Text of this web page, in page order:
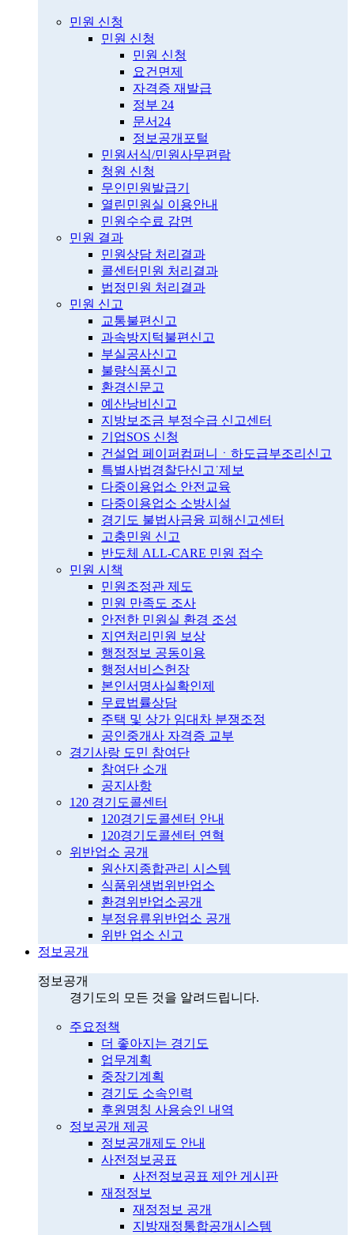
민원 신청
민원 신청
민원 신청
요건면제
자격증 재발급
정부 24
문서24
정보공개포털
민원서식/민원사무편람
청원 신청
무인민원발급기
열린민원실 이용안내
민원수수료 감면
민원 결과
민원상담 처리결과
콜센터민원 처리결과
법정민원 처리결과
민원 신고
교통불편신고
과속방지턱불편신고
부실공사신고
불량식품신고
환경신문고
예산낭비신고
지방보조금 부정수급 신고센터
기업SOS 신청
건설업 페이퍼컴퍼니ㆍ하도급부조리신고
특별사법경찰단신고˙제보
다중이용업소 안전교육
다중이용업소 소방시설
경기도 불법사금융 피해신고센터
고충민원 신고
반도체 ALL-CARE 민원 접수
민원 시책
민원조정관 제도
민원 만족도 조사
안전한 민원실 환경 조성
지연처리민원 보상
행정정보 공동이용
행정서비스헌장
본인서명사실확인제
무료법률상담
주택 및 상가 임대차 분쟁조정
공인중개사 자격증 교부
경기사랑 도민 참여단
참여단 소개
공지사항
120 경기도콜센터
120경기도콜센터 안내
120경기도콜센터 연혁
위반업소 공개
원산지종합관리 시스템
식품위생법위반업소
환경위반업소공개
부정유류위반업소 공개
위반 업소 신고
정보공개
정보공개
경기도의 모든 것을 알려드립니다.
주요정책
더 좋아지는 경기도
업무계획
중장기계획
경기도 소속인력
후원명칭 사용승인 내역
정보공개 제공
정보공개제도 안내
사전정보공표
사전정보공표 제안 게시판
재정정보
재정정보 공개
지방재정통합공개시스템